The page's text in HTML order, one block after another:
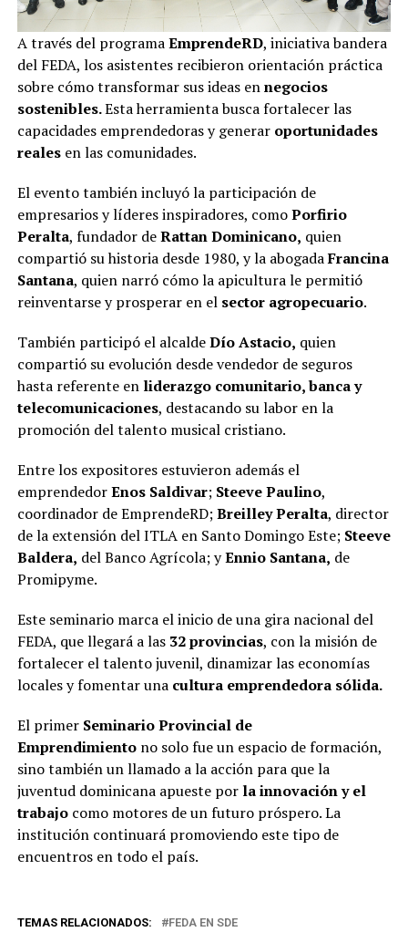
A través del programaEmprendeRD, iniciativa bandera
del FEDA, los asistentes recibieron orientación práctica
sobre cómo transformar sus ideas ennegocios
sostenibles.Esta herramienta busca fortalecer las
capacidades emprendedoras y generar oportunidades
realesen las comunidades.
El evento también incluyó la participación de
empresarios y líderes inspiradores, comoPorfirio
Peralta, fundador deRattan Dominicano, quien
compartió su historia desde 1980, y la abogadaFrancina
Santana, quien narró cómo la apicultura le permitió
reinventarse y prosperar en el sector agropecuario.
También participó el alcaldeDío Astacio, quien
compartió su evolución desde vendedor de seguros
hasta referente en liderazgo comunitario, banca y
telecomunicaciones, destacando su labor en la
promoción del talento musical cristiano.
Entre los expositores estuvieron además el
emprendedorEnos Saldivar; Steeve Paulino,
coordinador de EmprendeRD;Breilley Peralta, director
de la extensión del ITLA en Santo Domingo Este; Steeve
Baldera, del Banco Agrícola; yEnnio Santana, de
Promipyme.
Este seminario marca el inicio de una gira nacional del
FEDA, que llegará a las 32 provincias, con la misión de
fortalecer el talento juvenil, dinamizar las economías
locales y fomentar una cultura emprendedora sólida.
El primer Seminario Provincial de
Emprendimientono solo fue un espacio de formación,
sino también un llamado a la acción para que la
juventud dominicana apueste por lainnovación y el
trabajocomo motores de un futuro próspero. La
institución continuará promoviendo este tipo de
encuentros en todo el país.
TEMAS RELACIONADOS: FEDA EN SDE